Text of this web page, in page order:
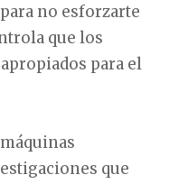
no esforzarte
que los
para el
que